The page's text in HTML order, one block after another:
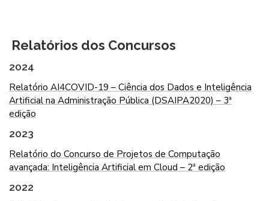
Relatórios dos Concursos
2024
Relatório AI4COVID-19 – Ciência dos Dados e Inteligência
Artificial na Administração Pública (DSAIPA2020) – 3ª
edição
2023
Relatório do Concurso de Projetos de Computação
avançada: Inteligência Artificial em Cloud – 2ª edição
2022